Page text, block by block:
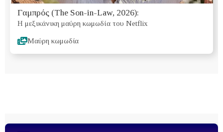
Γαμπρός (The Son-in-Law, 2026):
Η μεξικάνικη μαύρη κωμωδία του Netflix
Μαύρη κωμωδία